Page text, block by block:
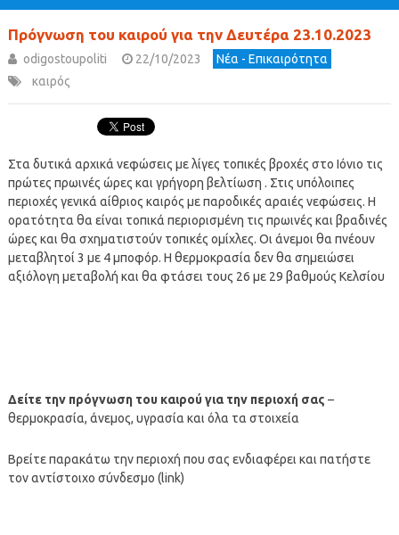
Πρόγνωση του καιρού για την Δευτέρα 23.10.2023
odigostoupoliti 22/10/2023
Νέα - Επικαιρότητα
καιρός
Στα δυτικά αρχικά νεφώσεις με λίγες τοπικές βροχές στο Ιόνιο τις
πρώτες πρωινές ώρες και γρήγορη βελτίωση . Στις υπόλοιπες
περιοχές γενικά αίθριος καιρός με παροδικές αραιές νεφώσεις. Η
ορατότητα θα είναι τοπικά περιορισμένη τις πρωινές και βραδινές
ώρες και θα σχηματιστούν τοπικές ομίχλες. Οι άνεμοι θα πνέουν
μεταβλητοί 3 με 4 μποφόρ. Η θερμοκρασία δεν θα σημειώσει
αξιόλογη μεταβολή και θα φτάσει τους 26 με 29 βαθμούς Κελσίου
Δείτε την πρόγνωση του καιρού για την περιοχή σας –
θερμοκρασία, άνεμος, υγρασία και όλα τα στοιχεία
Βρείτε παρακάτω την περιοχή που σας ενδιαφέρει και πατήστε
τον αντίστοιχο σύνδεσμο (link)